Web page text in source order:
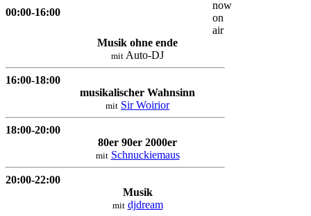
00:00-16:00
Musik ohne ende
mit Auto-DJ
16:00-18:00
musikalischer Wahnsinn
mit Sir Woirior
18:00-20:00
80er 90er 2000er
mit Schnuckiemaus
20:00-22:00
Musik
mit djdream